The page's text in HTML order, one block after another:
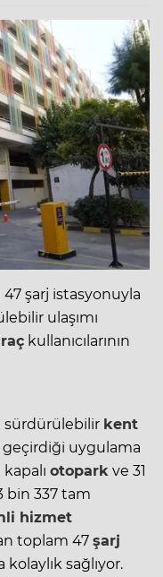
şarj istasyonuyla
ulaşımı
kullanıcılarının
sürdürülebilir kent
uygulama
kapalı otopark ve 31
bin 337 tam
hizmet
toplam 47 şarj
kolaylık sağlıyor.